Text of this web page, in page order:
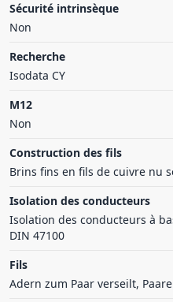
Sécurité intrinsèque
Non
Recherche
Isodata CY
M12
Non
Construction des fils
Brins fins en fils de cuivre nu
Isolation des conducteurs
Isolation des conducteurs à
DIN 47100
Fils
Adern zum Paar verseilt,